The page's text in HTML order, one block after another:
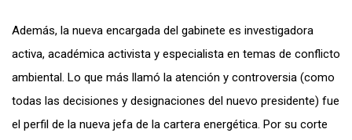
Además, la nueva encargada del gabinete es investigadora
activa, académica activista y especialista en temas de conflicto
ambiental. Lo que más llamó la atención y controversia (como
todas las decisiones y designaciones del nuevo presidente) fue
el perfil de la nueva jefa de la cartera energética. Por su corte